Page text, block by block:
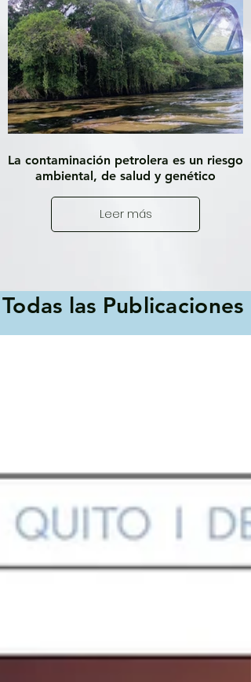
La contaminación petrolera es un riesgo
ambiental, de salud y genético
Leer más
Todas las Publicaciones